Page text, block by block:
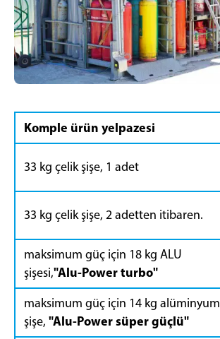
Komple ürün yelpazesi
33 kg çelik şişe, 1 adet
33 kg çelik şişe, 2 adetten itibaren.
maksimum güç için 18 kg ALU
şişesi,"Alu-Power turbo"
maksimum güç için 14 kg alüminyum
şişe, "Alu-Power süper güçlü"